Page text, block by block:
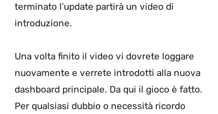
terminato l’update partirà un video di
introduzione.
Una volta finito il video vi dovrete loggare
nuovamente e verrete introdotti alla nuova
dashboard principale. Da qui il gioco è fatto.
Per qualsiasi dubbio o necessità ricordo